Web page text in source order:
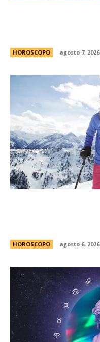
HOROSCOPO agosto 7, 2026
HOROSCOPO agosto 6, 2026